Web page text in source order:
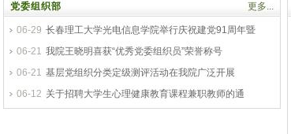
党委组织部 更多...
06-29 长春理工大学光电信息学院举行庆祝建党91周年暨
06-21 我院王晓明喜获“优秀党委组织员”荣誉称号
06-21 基层党组织分类定级测评活动在我院广泛开展
06-12 关于招聘大学生心理健康教育课程兼职教师的通